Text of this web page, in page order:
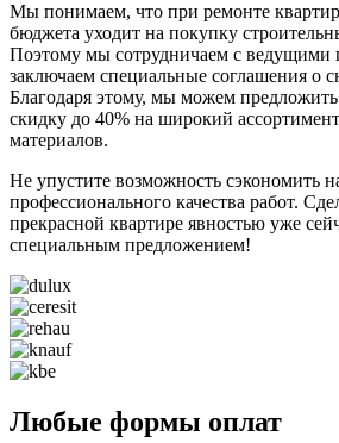
Мы понимаем, что при ремонте
бюджета уходит на покупку
Поэтому мы сотрудничаем с ведущими
заключаем специальные соглашения о
Благодаря этому, мы можем
скидку до 40% на широкий
материалов.
Не упустите возможность сэкономить
профессионального качества работ.
прекрасной квартире явностью уже
специальным предложением!
Любые формы оплат